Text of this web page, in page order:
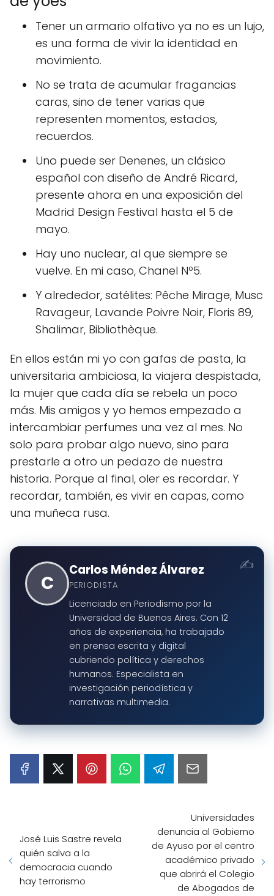
Tener un armario olfativo ya no es un lujo,
es una forma de vivir la identidad en
movimiento.
No se trata de acumular fragancias
caras, sino de tener varias que
representen momentos, estados,
recuerdos.
Uno puede ser Denenes, un clásico
español con diseño de André Ricard,
presente ahora en una exposición del
Madrid Design Festival hasta el 5 de
mayo.
Hay uno nuclear, al que siempre se
vuelve. En mi caso, Chanel Nº5.
Y alrededor, satélites: Pêche Mirage, Musc
Ravageur, Lavande Poivre Noir, Floris 89,
Shalimar, Bibliothèque.
En ellos están mi yo con gafas de pasta, la
universitaria ambiciosa, la viajera despistada,
la mujer que cada día se rebela un poco
más. Mis amigos y yo hemos empezado a
intercambiar perfumes una vez al mes. No
solo para probar algo nuevo, sino para
prestarle a otro un pedazo de nuestra
historia. Porque al final, oler es recordar. Y
recordar, también, es vivir en capas, como
una muñeca rusa.
C
Carlos Méndez Álvarez
PERIODISTA
Licenciado en Periodismo por la
Universidad de Buenos Aires. Con 12
años de experiencia, ha trabajado
en prensa escrita y digital
cubriendo política y derechos
humanos. Especialista en
investigación periodística y
narrativas multimedia.
José Luis Sastre revela
quién salva a la
democracia cuando
hay terrorismo
Universidades
denuncia al Gobierno
de Ayuso por el centro
académico privado
que abrirá el Colegio
de Abogados de